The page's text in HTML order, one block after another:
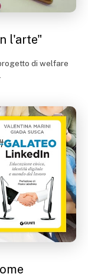
l'arte"
di welfare